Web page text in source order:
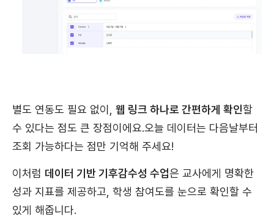
별도 연동도 필요 없이, 웹 링크 하나로 간편하게 확인할
수 있다는 점도 큰 장점이에요.오늘 데이터는 다음날부터
조회 가능하다는 점만 기억해 주세요!
이처럼 데이터 기반 기후감수성 수업은 교사에게 명확한
성과 지표를 제공하고, 학생 참여도를 눈으로 확인할 수
있게 해줍니다.